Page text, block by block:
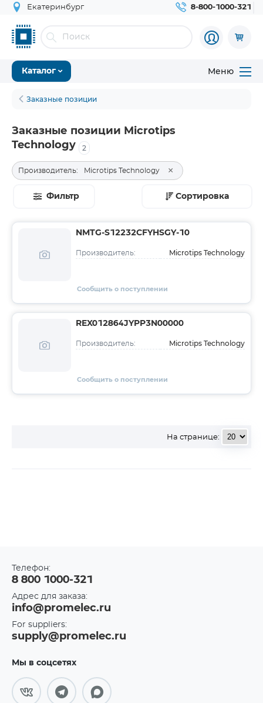
Екатеринбург 8-800-1000-321
Каталог Меню
Заказные позиции
Заказные позиции Microtips
Technology
2
Производитель: Microtips Technology ×
Фильтр Сортировка
NMTG-S12232CFYHSGY-10
Производитель: Microtips Technology
Сообщить о поступлении
REX012864JYPP3N00000
Производитель: Microtips Technology
Сообщить о поступлении
На странице:
Телефон:
8 800 1000-321
Адрес для заказа:
info@promelec.ru
For suppliers:
supply@promelec.ru
Мы в соцсетях